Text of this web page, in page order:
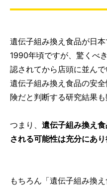
遺伝子組み換え食品が日
1990年頃ですが、驚くべ
認されてから店頭に並んで
遺伝子組み換え食品の安
険だと判断する研究結果も
つまり、 遺伝子組み換え
される可能性は充分にあり
もちろん「遺伝子組み換